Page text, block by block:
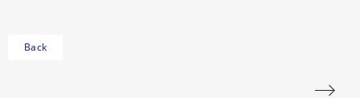
Back